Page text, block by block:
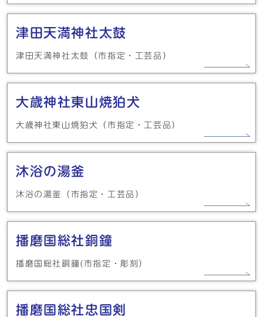
津田天満神社太鼓
津田天満神社太鼓（市指定・工芸品）
大歳神社東山焼狛犬
大歳神社東山焼狛犬（市指定・工芸品）
沐浴の湯釜
沐浴の湯釜（市指定・工芸品）
播磨国総社銅鐘
播磨国総社銅鐘(市指定・彫刻）
播磨国総社忠国剣